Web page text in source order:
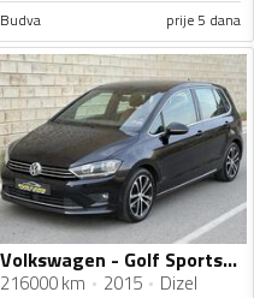
Budva prije 5 dana
Volkswagen - Golf Sportsvan - 1.6 TDI HIGHLINE
216000 km 2015 Dizel